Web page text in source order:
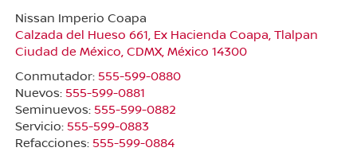
Nissan Imperio Coapa
Calzada del Hueso 661, Ex Hacienda Coapa, Tlalpan
Ciudad de México CDMX, México 14300
Conmutador: 555-599-0880
Nuevos: 555-599-0881
Seminuevos: 555-599-0882
Servicio: 555-599-0883
Refacciones: 555-599-0884